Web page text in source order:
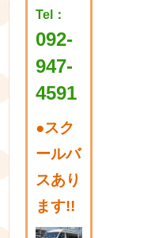
Tel：
092-
947-
4591
●スク
ールバ
スあり
ます!!